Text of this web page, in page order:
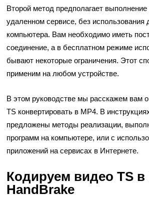
Второй метод предполагает
удаленном сервисе, без использования
компьютера. Вам необходимо иметь
соединение, а в бесплатном режиме
бывают некоторые ограничения. Этот
применим на любом устройстве.
В этом руководстве мы расскажем вам
TS конвертировать в MP4. В
предложены методы реализации,
программ на компьютере, или с
приложений на сервисах в Интернете.
Кодируем видео TS в
HandBrake